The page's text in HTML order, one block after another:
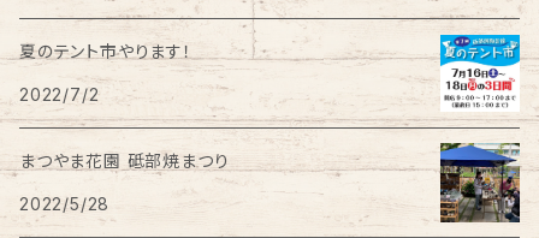
ワインカップ
ワインクーラー
夏のテント市やります！
2022/7/2
まつやま花園 砥部焼まつり
2022/5/28